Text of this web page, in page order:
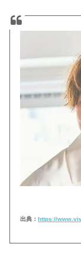
出典：https://